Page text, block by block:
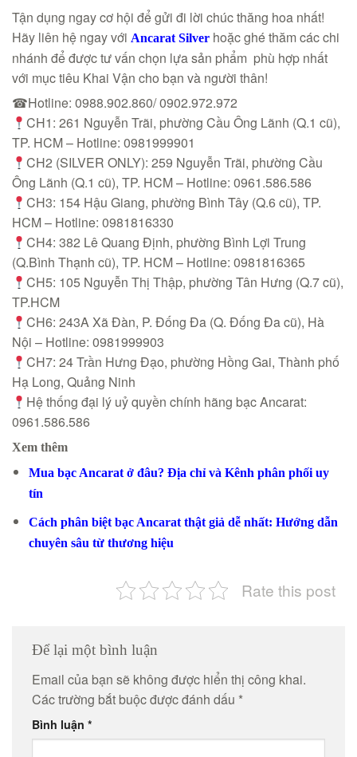
Tận dụng ngay cơ hội để gửi đi lời chúc thăng hoa nhất!
Hãy liên hệ ngay với Ancarat Silver hoặc ghé thăm các chi
nhánh để được tư vấn chọn lựa sản phẩm phù hợp nhất
với mục tiêu Khai Vận cho bạn và người thân!
☎Hotline: 0988.902.860/ 0902.972.972
CH1: 261 Nguyễn Trãi, phường Cầu Ông Lãnh (Q.1 cũ),
TP. HCM – Hotline: 0981999901
CH2 (SILVER ONLY): 259 Nguyễn Trãi, phường Cầu
Ông Lãnh (Q.1 cũ), TP. HCM – Hotline: 0961.586.586
CH3: 154 Hậu Giang, phường Bình Tây (Q.6 cũ), TP.
HCM – Hotline: 0981816330
CH4: 382 Lê Quang Định, phường Bình Lợi Trung
(Q.Bình Thạnh cũ), TP. HCM – Hotline: 0981816365
CH5: 105 Nguyễn Thị Thập, phường Tân Hưng (Q.7 cũ),
TP.HCM
CH6: 243A Xã Đàn, P. Đống Đa (Q. Đống Đa cũ), Hà
Nội – Hotline: 0981999903
CH7: 24 Trần Hưng Đạo, phường Hồng Gai, Thành phố
Hạ Long, Quảng Ninh
Hệ thống đại lý uỷ quyền chính hãng bạc Ancarat:
0961.586.586
Xem thêm
Mua bạc Ancarat ở đâu? Địa chỉ và Kênh phân phối uy
tín
Cách phân biệt bạc Ancarat thật giả dễ nhất: Hướng dẫn
chuyên sâu từ thương hiệu
Rate this post
Để lại một bình luận
Email của bạn sẽ không được hiển thị công khai.
Các trường bắt buộc được đánh dấu *
Bình luận *